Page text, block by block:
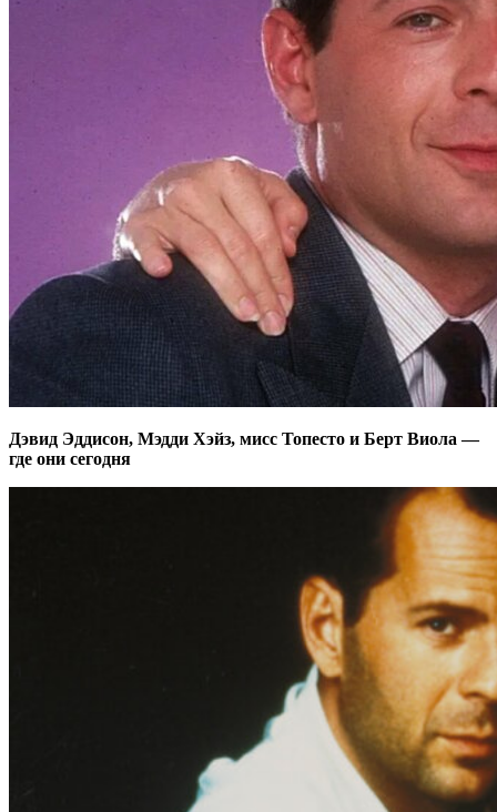
Дэвид Эддисон, Мэдди Хэйз, мисс Топесто и Берт Виола —
где они сегодня